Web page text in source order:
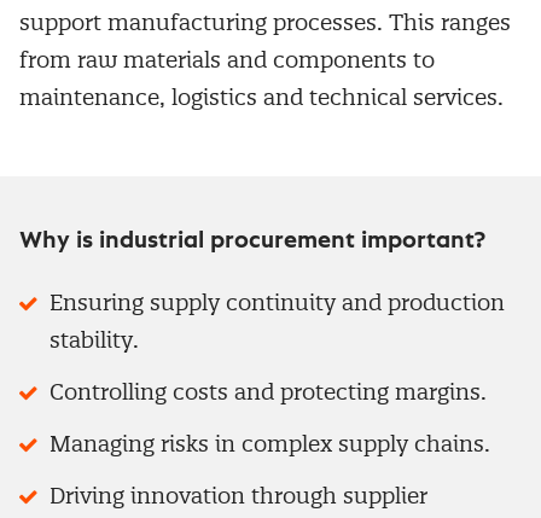
support manufacturing processes. This ranges
from raw materials and components to
maintenance, logistics and technical services.
Why is industrial procurement important?
Ensuring supply continuity and production
stability.
Controlling costs and protecting margins.
Managing risks in complex supply chains.
Driving innovation through supplier